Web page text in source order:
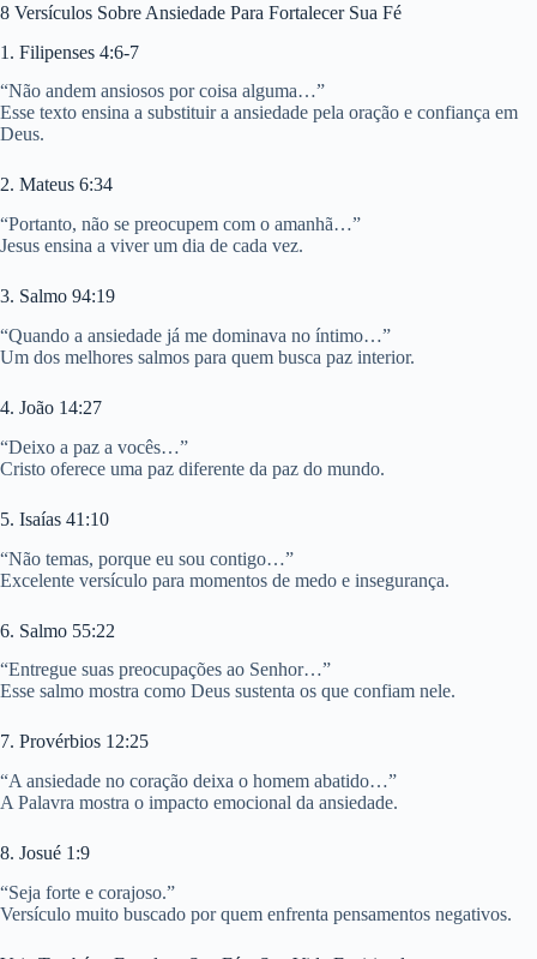
8 Versículos Sobre Ansiedade Para Fortalecer Sua Fé
1. Filipenses 4:6-7
“Não andem ansiosos por coisa alguma…”
Esse texto ensina a substituir a ansiedade pela oração e confiança em
Deus.
2. Mateus 6:34
“Portanto, não se preocupem com o amanhã…”
Jesus ensina a viver um dia de cada vez.
3. Salmo 94:19
“Quando a ansiedade já me dominava no íntimo…”
Um dos melhores salmos para quem busca paz interior.
4. João 14:27
“Deixo a paz a vocês…”
Cristo oferece uma paz diferente da paz do mundo.
5. Isaías 41:10
“Não temas, porque eu sou contigo…”
Excelente versículo para momentos de medo e insegurança.
6. Salmo 55:22
“Entregue suas preocupações ao Senhor…”
Esse salmo mostra como Deus sustenta os que confiam nele.
7. Provérbios 12:25
“A ansiedade no coração deixa o homem abatido…”
A Palavra mostra o impacto emocional da ansiedade.
8. Josué 1:9
“Seja forte e corajoso.”
Versículo muito buscado por quem enfrenta pensamentos negativos.